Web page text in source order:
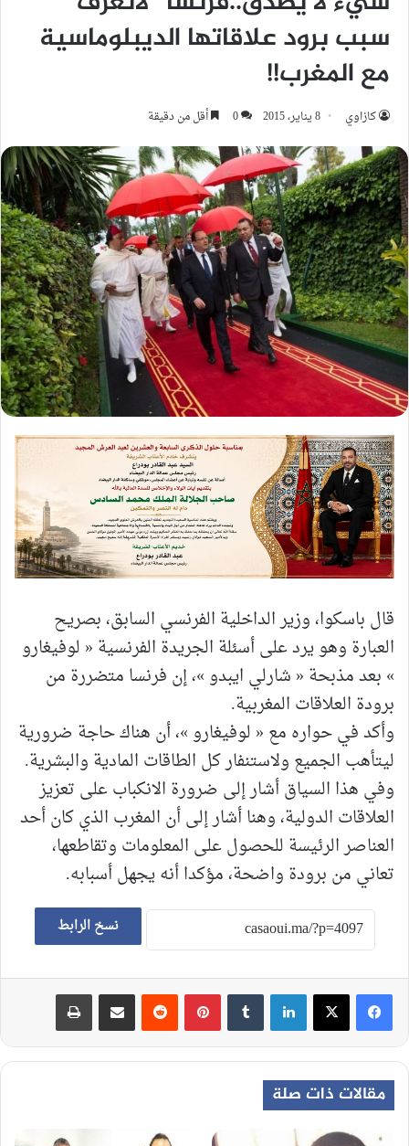
سبب برود علاقاتها الديبلوماسية
مع المغرب!!
كازاوي 8 يناير، 2015 0 أقل من دقيقة
قال باسكوا، وزير الداخلية الفرنسي السابق، بصريح
العبارة وهو يرد على أسئلة الجريدة الفرنسية « لوفيغارو
» بعد مذبحة « شارلي ايبدو »، إن فرنسا متضررة من
برودة العلاقات المغربية.
وأكد في حواره مع « لوفيغارو »، أن هناك حاجة ضرورية
ليتأهب الجميع ولاستنفار كل الطاقات المادية والبشرية.
وفي هذا السياق أشار إلى ضرورة الانكباب على تعزيز
العلاقات الدولية، وهنا أشار إلى أن المغرب الذي كان أحد
العناصر الرئيسة للحصول على المعلومات وتقاطعها،
تعاني من برودة واضحة، مؤكدا أنه يجهل أسبابه.
نسخ الرابط
لينكدإن بينتيريست
مقالات ذات صلة